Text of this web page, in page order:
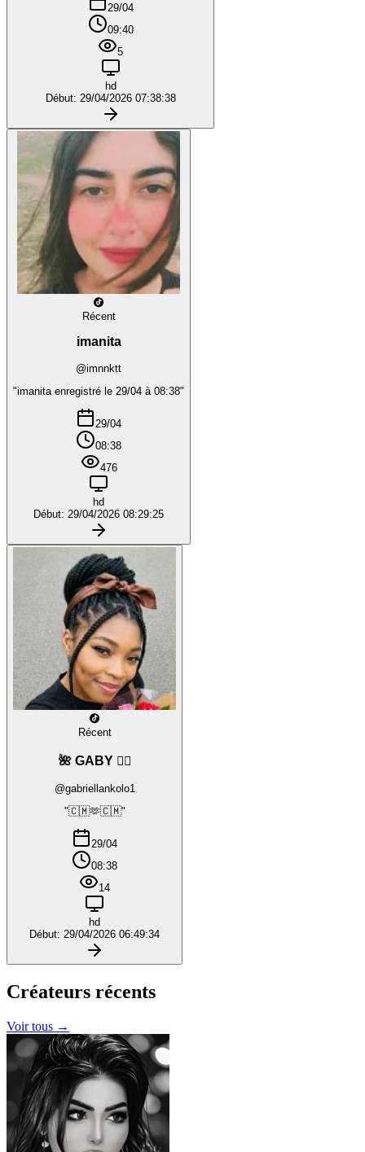
29/04
09:40
5
hd
Début: 29/04/2026 07:38:38
Récent
imanita
@imnnktt
"imanita enregistré le 29/04 à 08:38"
29/04
08:38
476
hd
Début: 29/04/2026 08:29:25
Récent
🌺 GABY ❤️‍🔥
@gabriellankolo1
"🇨🇲🫶🇨🇲"
29/04
08:38
14
hd
Début: 29/04/2026 06:49:34
Créateurs récents
Voir tous →